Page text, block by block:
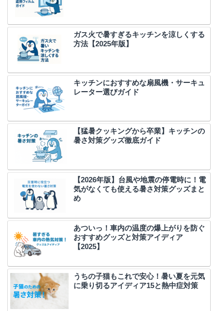
ガス火で暑すぎるキッチンを涼しくする
方法【2025年版】
キッチンにおすすめな扇風機・サーキュ
レーター選びガイド
【猛暑クッキングから卒業】キッチンの
暑さ対策グッズ徹底ガイド
【2026年版】台風や地震の停電時に！電
気がなくても使える暑さ対策グッズまと
め
あついっ！車内の温度の爆上がりを防ぐ
おすすめグッズと対策アイディア
【2025】
うちの子猫もこれで安心！暑い夏を元気
に乗り切るアイディア15と熱中症対策